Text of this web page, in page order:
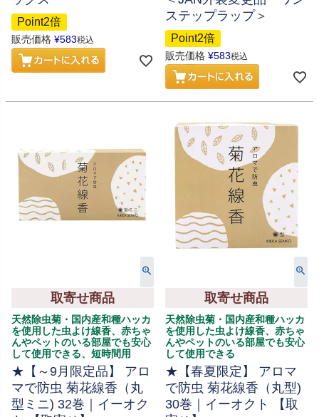
Point2倍
販売価格 ¥583税込
ステップラップ＞
Point2倍
販売価格 ¥583税込
取寄せ商品
天然除虫菊・国内産和種ハッカ
を使用した虫よけ線香、赤ちゃ
んやペットのいる部屋でも安心
して使用できる、短時間用
★【～9月限定品】 アロ
マで防虫 菊花線香（丸
型ミニ) 32巻｜イーオク
取寄せ商品
天然除虫菊・国内産和種ハッカ
を使用した虫よけ線香、赤ちゃ
んやペットのいる部屋でも安心
して使用できる
★【春夏限定】 アロマ
で防虫 菊花線香（丸型)
30巻｜イーオクト 【取